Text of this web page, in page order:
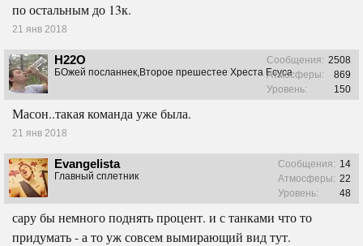
по остальным до 13к.
21 янв 2018
H22O
БОжей посланнек,Второе прешестее Хреста Есуса
Сообщения: 2508
Атмосферы:
869
Уровень:
150
Масон..такая команда уже была.
21 янв 2018
Evangelista
Главный сплетник
Сообщения: 14
Атмосферы: 22
Уровень:
48
сару бы немного поднять процент. и с танками что то
придумать - а то уж совсем вымирающий вид тут.